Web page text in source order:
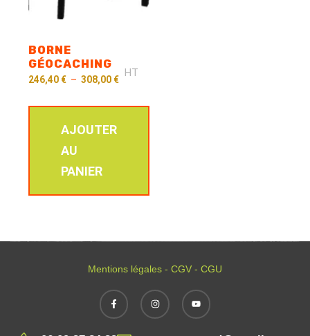
BORNE
GÉOCACHING
246,40 € – 308,00 €
HT
AJOUTER
AU
PANIER
Mentions légales - CGV - CGU